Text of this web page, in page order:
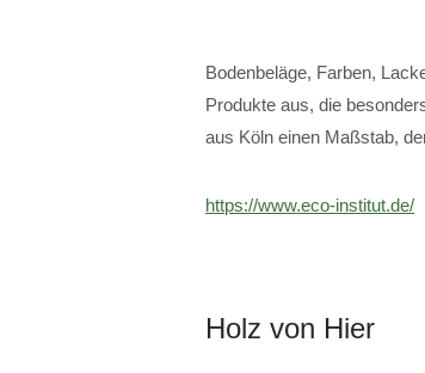
Bodenbeläge, Farben,
Produkte aus, die
aus Köln einen Maßstab,
https://www.eco-institut.de/
Holz von Hier